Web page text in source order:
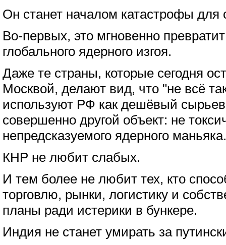
Он станет началом катастрофы
Во-первых, это мгновенно
глобального ядерного изгоя.
Даже те страны, которые сегодня
Москвой, делают вид, что "не всё
используют РФ как дешёвый
совершенно другой объект: не
непредсказуемого ядерного маньяка.
КНР не любит слабых.
И тем более не любит тех, кто
торговлю, рынки, логистику и
планы ради истерики в бункере.
Индия не станет умирать за